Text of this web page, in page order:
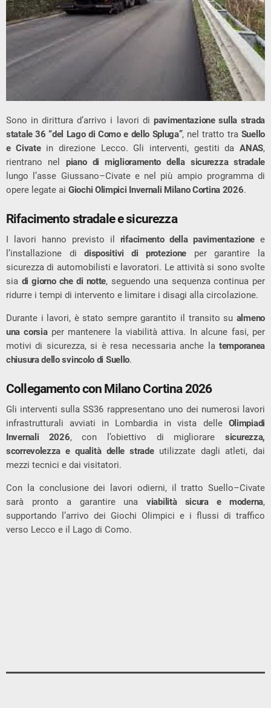
Sono in dirittura d’arrivo i lavori di pavimentazione sulla strada
statale 36 “del Lago di Como e dello Spluga”, nel tratto tra Suello
e Civatein direzione Lecco. Gli interventi, gestiti daANAS,
rientrano nel piano di miglioramento della sicurezza stradale
lungo l’asse Giussano–Civate e nel più ampio programma di
opere legate ai Giochi Olimpici Invernali Milano Cortina 2026.
Rifacimento stradale e sicurezza
I lavori hanno previsto il rifacimento della pavimentazione e
l’installazione didispositivi di protezione per garantire la
sicurezza di automobilisti e lavoratori. Le attività si sono svolte
sia di giorno che di notte, seguendo una sequenza continua per
ridurre i tempi di intervento e limitare i disagi alla circolazione.
Durante i lavori, è stato sempre garantito il transito su almeno
una corsiaper mantenere la viabilità attiva. In alcune fasi, per
motivi di sicurezza, si è resa necessaria anche la temporanea
chiusura dello svincolo di Suello.
Collegamento con Milano Cortina 2026
Gli interventi sulla SS36 rappresentano uno dei numerosi lavori
infrastrutturali avviati in Lombardia in vista delle Olimpiadi
Invernali 2026, con l’obiettivo di migliorare sicurezza,
scorrevolezza e qualità delle stradeutilizzate dagli atleti, dai
mezzi tecnici e dai visitatori.
Con la conclusione dei lavori odierni, il tratto Suello–Civate
sarà pronto a garantire una viabilità sicura e moderna,
supportando l’arrivo dei Giochi Olimpici e i flussi di traffico
verso Lecco e il Lago di Como.